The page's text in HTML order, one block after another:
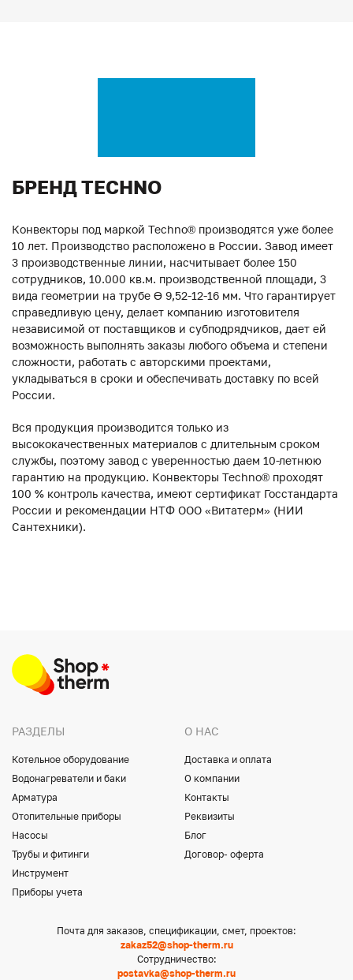
БРЕНД TECHNO
Конвекторы под маркой Techno® производятся уже более
10 лет. Производство расположено в России. Завод имеет
3 производственные линии, насчитывает более 150
сотрудников, 10.000 кв.м. производственной площади, 3
вида геометрии на трубе ϴ 9,52-12-16 мм. Что гарантирует
справедливую цену, делает компанию изготовителя
независимой от поставщиков и субподрядчиков, дает ей
возможность выполнять заказы любого объема и степени
сложности, работать с авторскими проектами,
укладываться в сроки и обеспечивать доставку по всей
России.
Вся продукция производится только из
высококачественных материалов с длительным сроком
службы, поэтому завод с уверенностью даем 10-летнюю
гарантию на продукцию. Конвекторы Techno® проходят
100 % контроль качества, имеют сертификат Госстандарта
России и рекомендации НТФ ООО «Витатерм» (НИИ
Сантехники).
РАЗДЕЛЫ
Котельное оборудование
Водонагреватели и баки
Арматура
Отопительные приборы
Насосы
Трубы и фитинги
Инструмент
Приборы учета
О НАС
Доставка и оплата
О компании
Контакты
Реквизиты
Блог
Договор- оферта
Почта для заказов, спецификации, смет, проектов:
zakaz52@shop-therm.ru
Сотрудничество:
postavka@shop-therm.ru